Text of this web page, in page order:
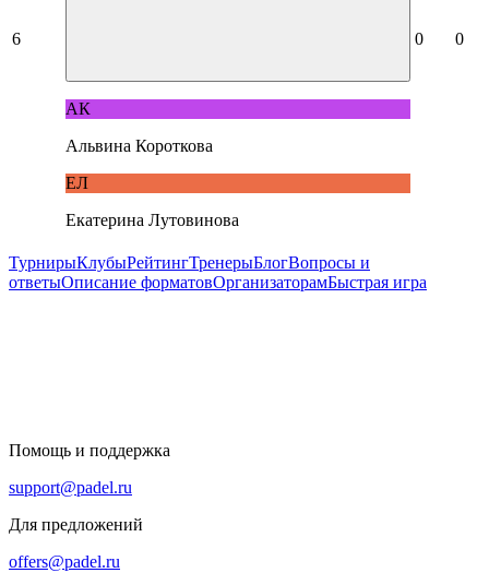
6
АК
Альвина Короткова
ЕЛ
Екатерина Лутовинова
0 0
ТурнирыКлубыРейтингТренерыБлогВопросы и
ответыОписание форматовОрганизаторамБыстрая игра
Помощь и поддержка
support@padel.ru
Для предложений
offers@padel.ru